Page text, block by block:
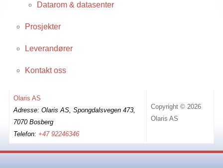
Datarom & datasenter
Prosjekter
Leverandører
Kontakt oss
Olaris AS
Adresse: Olaris AS, Spongdalsvegen 473,
7070 Bosberg
Telefon: +47 92246346
Copyright © 2026
Olaris AS